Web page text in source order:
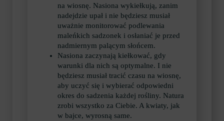
na wiosnę. Nasiona wykiełkują, zanim
nadejdzie upał i nie będziesz musiał
uważnie monitorować podlewania
maleńkich sadzonek i osłaniać je przed
nadmiernym palącym słońcem.
Nasiona zaczynają kiełkować, gdy
warunki dla nich są optymalne. I nie
będziesz musiał tracić czasu na wiosnę,
aby uczyć się i wybierać odpowiedni
okres do sadzenia każdej rośliny. Natura
zrobi wszystko za Ciebie. A kwiaty, jak
w bajce, wyrosną same.